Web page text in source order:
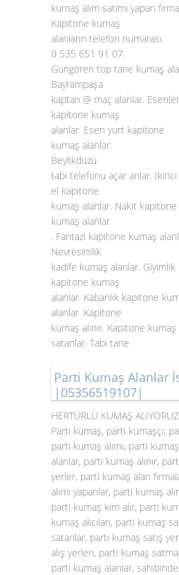
kumaş alım satımı yapan
Kapitone kumaş
alanların telefon numarası.
0 535 651 91 07.
Güngören top tane kumaş
Bayrampaşa
kaptan @ maç alanlar. Esenler
kapitone kumaş
alanlar. Esen yurt kapitone
kumaş alanlar.
Beylikdüzü
tabi telefonu açar anlar. İkinci
el kapitone
kumaş alanlar. Nakit kapitone
kumaş alanlar
. Fantazi kapitone kumaş
Nevresimlik
kadife kumaş alanlar. Giyimlik
kapitone kumaş
alanlar. Kabanlık kapitone
alanlar. Kapitone
kumaş alınır. Kapitone kumaş
satanlar. Tabi tane
Parti Kumaş Alanlar
|05356519107|
HERTÜRLÜ KUMAŞ
Parti kumaş, parti kumaşçı,
parti kumaş alımı, parti
alanlar, parti kumaş alınır,
yerler, parti kumaş alan
alımı yapanlar, parti kumaş
parti kumaş kim alır, parti
kumaş alıcıları, parti kumaş
satanlar, parti kumaş satış
alış yerleri, parti kumaş
parti kumaş alanlar,